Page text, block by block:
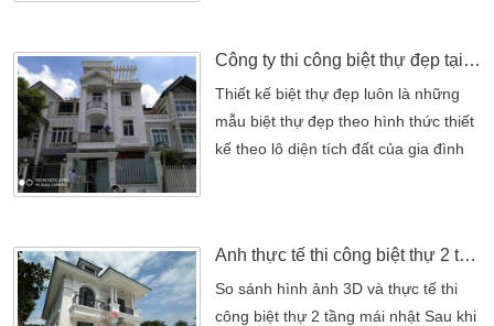
những ai yêu cái đẹp hoài cổ. Việc
đầu tư xây dựng biệt thự 2 tầng tân
cổ điển được nhiều gia chủ tìm hiểu.
Do phong cách […]
Công ty thi công biệt thự đẹp tại Quận 2
Thiết kế biệt thự đẹp luôn là những
mẫu biệt thự đẹp theo hình thức thiết
kế theo lô diện tích đất của gia đình
kế biệt thự ra đời, đó chỉ là một trong
những hình ảnh thực tế mà thôi. Còn
thi công biệt thự như thế nào để
Ảnh thực tế thi công biệt thự 2 tầng mái nhật và bản thiết kế 3D
So sánh hình ảnh 3D và thực tế thi
công biệt thự 2 tầng mái nhật Sau khi